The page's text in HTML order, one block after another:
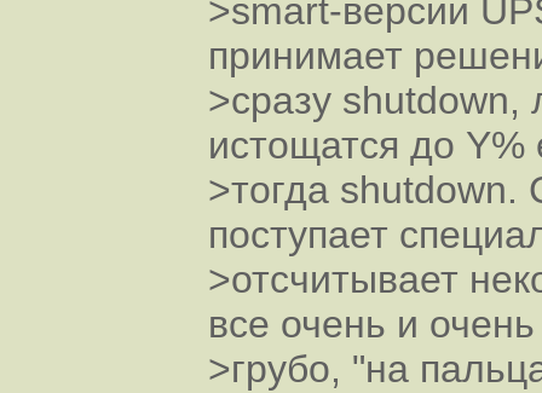
>smart-версии
принимает
>сразу shutdown,
истощатся до Y%
>тогда
поступает
>отсчитывает
все очень и очень
>грубо, "на